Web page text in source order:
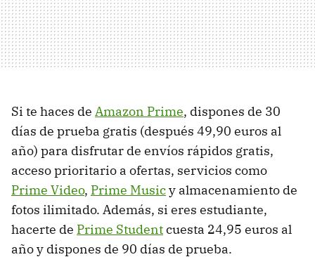
Si te haces de Amazon Prime, dispones de 30
días de prueba gratis (después 49,90 euros al
año) para disfrutar de envíos rápidos gratis,
acceso prioritario a ofertas, servicios como
Prime Video, Prime Musicy almacenamiento de
fotos ilimitado. Además, si eres estudiante,
hacerte de Prime Studentcuesta 24,95 euros al
año y dispones de 90 días de prueba.